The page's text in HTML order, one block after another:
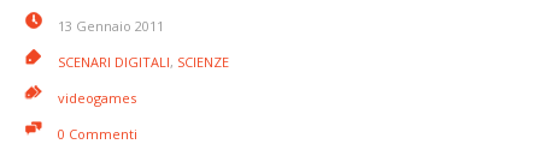
13 Gennaio 2011
SCENARI DIGITALI, SCIENZE
videogames
0 Commenti